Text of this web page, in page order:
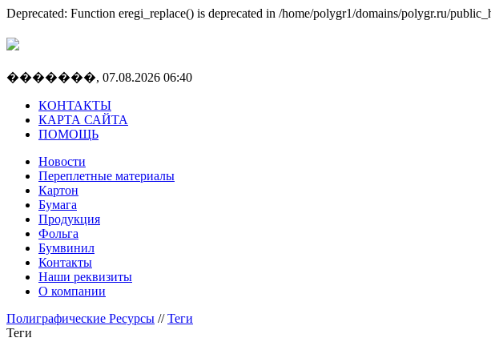
Deprecated: Function eregi_replace() is deprecated in /home/polygr1/domains/polygr.ru/
�������, 07.08.2026 06:40
КОНТАКТЫ
КАРТА САЙТА
ПОМОЩЬ
Новости
Переплетные материалы
Картон
Бумага
Продукция
Фольга
Бумвинил
Контакты
Наши реквизиты
О компании
Полиграфические Ресурсы //Теги
Теги